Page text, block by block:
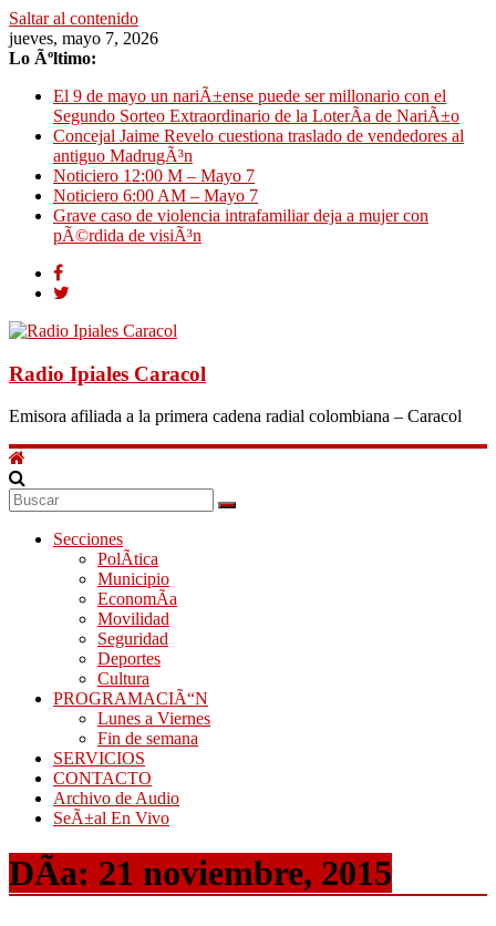
Saltar al contenido
jueves, mayo 7, 2026
Lo Ãºltimo:
El 9 de mayo un nariÃ±ense puede ser millonario con el
Segundo Sorteo Extraordinario de la LoterÃ­a de NariÃ±o
Concejal Jaime Revelo cuestiona traslado de vendedores al
antiguo MadrugÃ³n
Noticiero 12:00 M – Mayo 7
Noticiero 6:00 AM – Mayo 7
Grave caso de violencia intrafamiliar deja a mujer con
pÃ©rdida de visiÃ³n
Radio Ipiales Caracol
Emisora afiliada a la primera cadena radial colombiana – Caracol
Secciones
PolÃ­tica
Municipio
EconomÃ­a
Movilidad
Seguridad
Deportes
Cultura
PROGRAMACIÃ“N
Lunes a Viernes
Fin de semana
SERVICIOS
CONTACTO
Archivo de Audio
SeÃ±al En Vivo
DÃ­a: 21 noviembre, 2015